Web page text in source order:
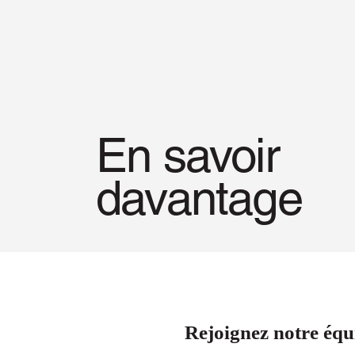
En savoir
davantage
Rejoignez notre